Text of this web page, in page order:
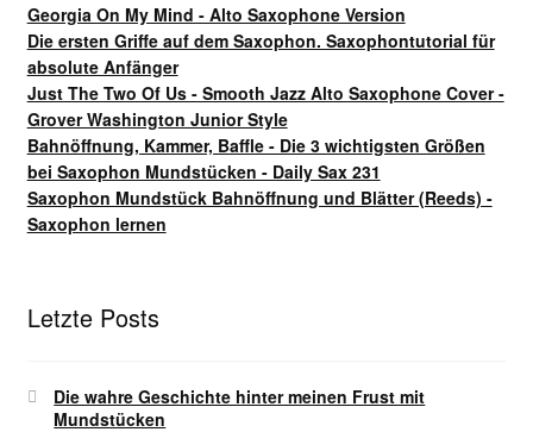
Georgia On My Mind - Alto Saxophone Version
Die ersten Griffe auf dem Saxophon. Saxophontutorial für
absolute Anfänger
Just The Two Of Us - Smooth Jazz Alto Saxophone Cover -
Grover Washington Junior Style
Bahnöffnung, Kammer, Baffle - Die 3 wichtigsten Größen
bei Saxophon Mundstücken - Daily Sax 231
Saxophon Mundstück Bahnöffnung und Blätter (Reeds) -
Saxophon lernen
Letzte Posts
Die wahre Geschichte hinter meinen Frust mit
Mundstücken